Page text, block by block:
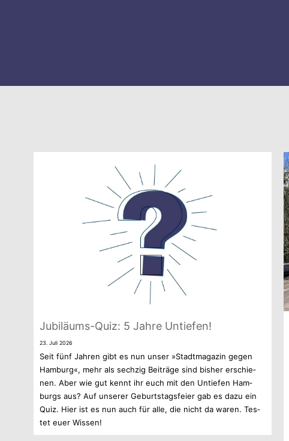
Jubiläums-Quiz: 5 Jahre Untiefen!
23. Juli 2026
Seit fünf Jah­ren gibt es nun unser »Stadt­ma­ga­zin gegen
Ham­burg«, mehr als sech­zig Bei­träge sind bis­her erschie­
nen. Aber wie gut kennt ihr euch mit den Untie­fen Ham­
burgs aus? Auf unse­rer Geburts­tags­feier gab es dazu ein
Quiz. Hier ist es nun auch für alle, die nicht da waren. Tes­
tet euer Wissen!